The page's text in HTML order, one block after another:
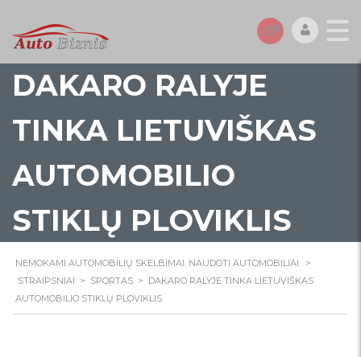
DAKARO RALYJE
TINKA LIETUVIŠKAS
AUTOMOBILIO
STIKLŲ PLOVIKLIS
NEMOKAMI AUTOMOBILIŲ SKELBIMAI. NAUDOTI AUTOMOBILIAI. >
STRAIPSNIAI > SPORTAS > DAKARO RALYJE TINKA LIETUVIŠKAS
AUTOMOBILIO STIKLŲ PLOVIKLIS